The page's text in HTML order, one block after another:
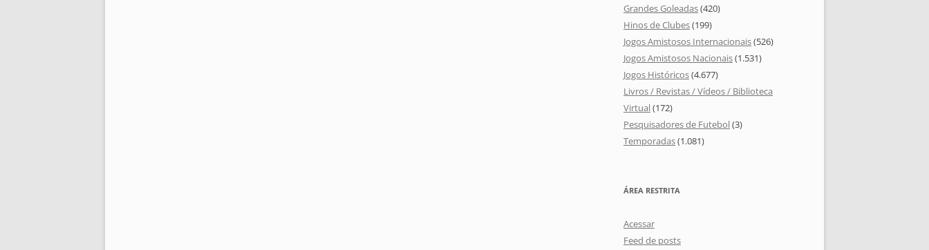
Grandes Goleadas(420)
Hinos de Clubes(199)
Jogos Amistosos Internacionais(526)
Jogos Amistosos Nacionais(1.531)
Jogos Históricos(4.677)
Livros / Revistas / Vídeos / Biblioteca
Virtual(172)
Pesquisadores de Futebol(3)
Temporadas(1.081)
ÁREA RESTRITA
Acessar
Feed de posts